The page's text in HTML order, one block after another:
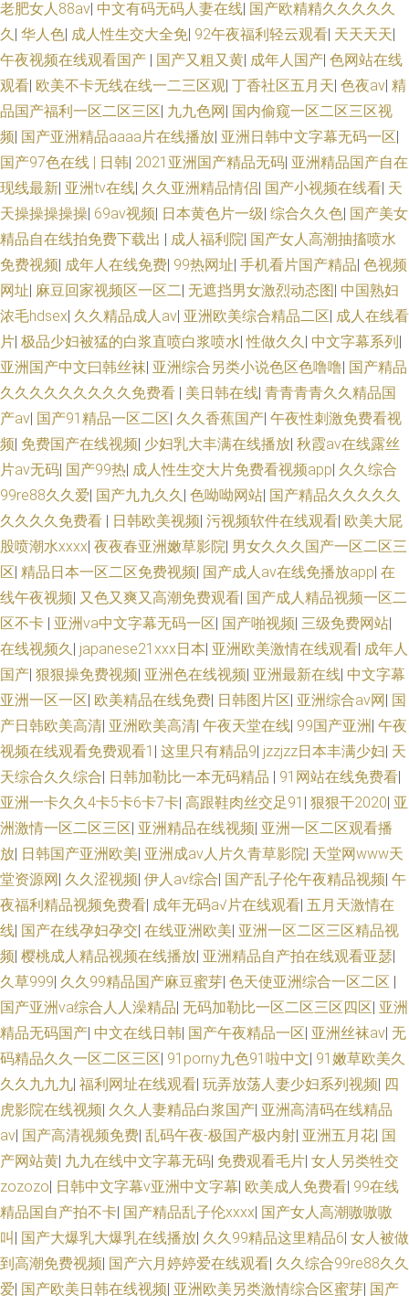
老肥女人88av| 中文有码无码人妻在线| 国产欧精精久久久久久
久| 华人色| 成人性生交大全免| 92午夜福利轻云观看| 天天天天|
午夜视频在线观看国产 | 国产又粗又黄| 成年人国产| 色网站在线
观看| 欧美不卡无线在线一二三区观| 丁香社区五月天| 色夜av| 精
品国产福利一区二区三区| 九九色网| 国内偷窥一区二区三区视
频| 国产亚洲精品aaaa片在线播放| 亚洲日韩中文字幕无码一区|
国产97色在线 | 日韩| 2021亚洲国产精品无码| 亚洲精品国产自在
现线最新| 亚洲tv在线| 久久亚洲精品情侣| 国产小视频在线看| 天
天操操操操操| 69av视频| 日本黄色片一级| 综合久久色| 国产美女
精品自在线拍免费下载出 | 成人福利院| 国产女人高潮抽搐喷水
免费视频| 成年人在线免费| 99热网址| 手机看片国产精品| 色视频
网址| 麻豆回家视频区一区二| 无遮挡男女激烈动态图| 中国熟妇
浓毛hdsex| 久久精品成人av| 亚洲欧美综合精品二区| 成人在线看
片| 极品少妇被猛的白浆直喷白浆喷水|性做久久| 中文字幕系列|
亚洲国产中文曰韩丝袜| 亚洲综合另类小说色区色噜噜| 国产精品
久久久久久久久久久免费看 | 美日韩在线| 青青青青久久精品国
产av| 国产91精品一区二区| 久久香蕉国产| 午夜性刺激免费看视
频| 免费国产在线视频| 少妇乳大丰满在线播放| 秋霞av在线露丝
片av无码| 国产99热| 成人性生交大片免费看视频app| 久久综合
99re88久久爱| 国产九九久久| 色呦呦网站| 国产精品久久久久久
久久久久免费看 | 日韩欧美视频| 污视频软件在线观看| 欧美大屁
股喷潮水xxxx| 夜夜春亚洲嫩草影院| 男女久久久国产一区二区三
区| 精品日本一区二区免费视频| 国产成人av在线免播放app| 在
线午夜视频| 又色又爽又高潮免费观看| 国产成人精品视频一区二
区不卡 | 亚洲va中文字幕无码一区| 国产啪视频| 三级免费网站|
在线视频久| japanese21ⅹxx日本| 亚洲欧美激情在线观看| 成年人
国产| 狠狠操免费视频| 亚洲色在线视频| 亚洲最新在线| 中文字幕
亚洲一区一区| 欧美精品在线免费| 日韩图片区| 亚洲综合av网| 国
产日韩欧美高清| 亚洲欧美高清| 午夜天堂在线| 99国产亚洲 | 午夜
视频在线观看免费观看1 | 这里只有精品9| jzzjzz日本丰满少妇| 天
天综合久久综合| 日韩加勒比一本无码精品 | 91网站在线免费看|
亚洲一卡久久4卡5卡6卡7卡| 高跟鞋肉丝交足91 | 狠狠干2020| 亚
洲激情一区二区三区| 亚洲精品在线视频| 亚洲一区二区观看播
放| 日韩国产亚洲欧美| 亚洲成aⅴ人片久青草影院| 天堂网www天
堂资源网| 久久涩视频| 伊人av综合| 国产乱子伦午夜精品视频| 午
夜福利精品视频免费看| 成年无码a√片在线观看| 五月天激情在
线| 国产在线孕妇孕交| 在线亚洲欧美| 亚洲一区二区三区精品视
频| 樱桃成人精品视频在线播放| 亚洲精品自产拍在线观看亚瑟|
久草999| 久久99精品国产麻豆蜜芽| 色天使亚洲综合一区二区 |
国产亚洲va综合人人澡精品| 无码加勒比一区二区三区四区| 亚洲
精品无码国产| 中文在线日韩| 国产午夜精品一区| 亚洲丝袜av| 无
码精品久久一区二区三区| 91porny九色91啦中文| 91嫩草欧美久
久久九九九| 福利网址在线观看| 玩弄放荡人妻少妇系列视频| 四
虎影院在线视频| 久久人妻精品白浆国产| 亚洲高清码在线精品
av| 国产高清视频免费| 乱码午夜-极国产极内射| 亚洲五月花| 国
产网站黄| 九九在线中文字幕无码| 免费观看毛片| 女人另类牲交
zozozo| 日韩中文字幕v亚洲中文字幕| 欧美成人免费看| 99在线
精品国自产拍不卡| 国产精品乱子伦xxxx| 国产女人高潮嗷嗷嗷
叫 | 国产大爆乳大爆乳在线播放| 久久99精品这里精品6| 女人被做
到高潮免费视频| 国产六月婷婷爱在线观看| 久久综合99re88久久
爱| 国产欧美日韩在线视频| 亚洲欧美另类激情综合区蜜芽| 国产